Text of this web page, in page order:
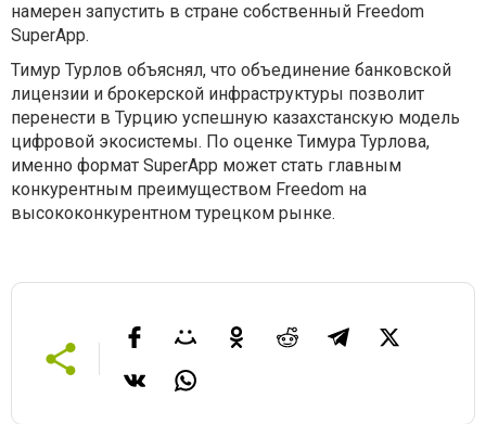
намерен запустить в стране собственный Freedom
SuperApp.
Тимур Турлов объяснял, что объединение банковской
лицензии и брокерской инфраструктуры позволит
перенести в Турцию успешную казахстанскую модель
цифровой экосистемы. По оценке Тимура Турлова,
именно формат SuperApp может стать главным
конкурентным преимуществом Freedom на
высококонкурентном турецком рынке.